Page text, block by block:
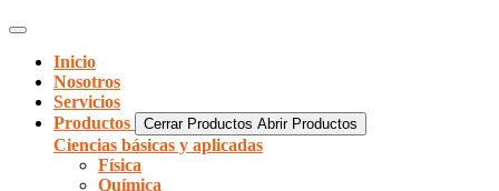
Inicio
Nosotros
Servicios
Productos
Cerrar Productos Abrir Productos
Ciencias básicas y aplicadas
Física
Química